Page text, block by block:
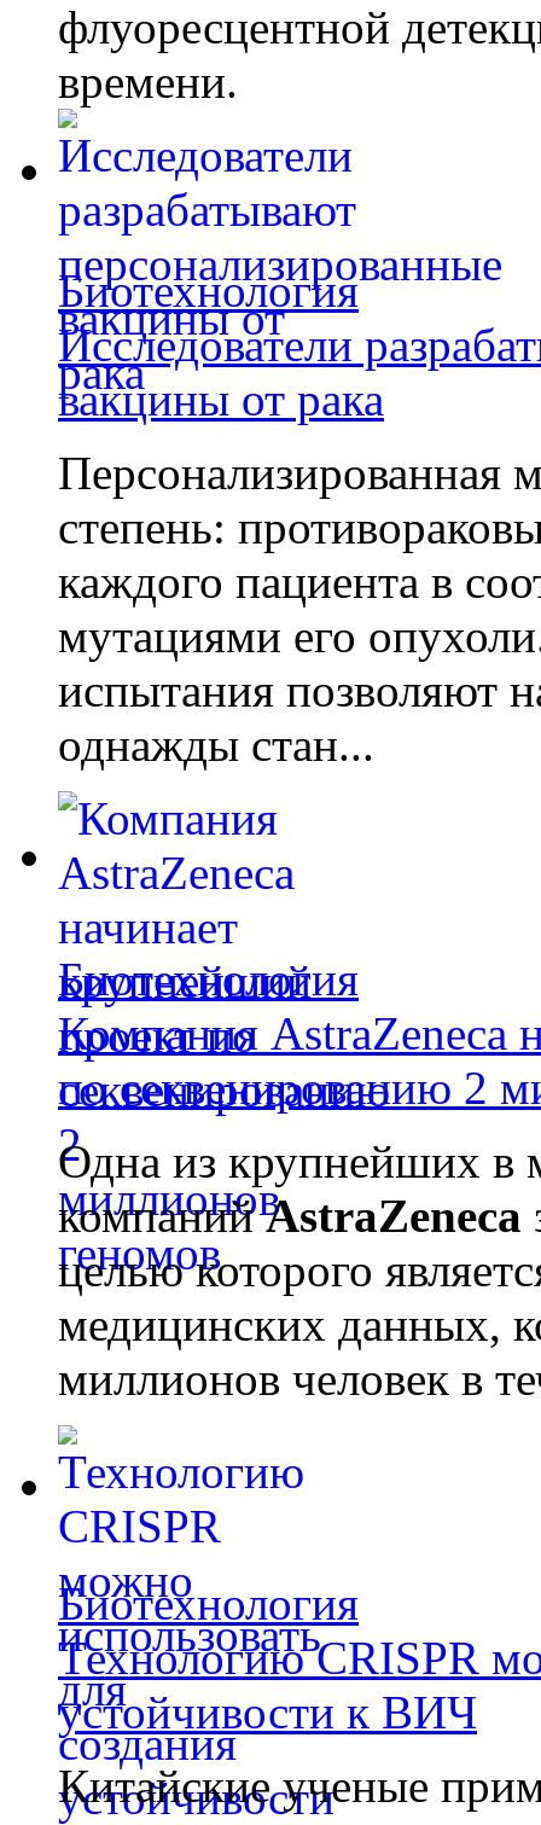
флуоресцентной
времени.
Биотехнология
Исследователи
вакцины от рака
Персонализированная
степень:
каждого пациента в
мутациями его
испытания позволяют
однажды стан...
Биотехнология
Компания AstraZeneca
по секвенированию 2
Одна из крупнейших в
компанийAstraZeneca
целью которого
медицинских данных,
миллионов человек в
Биотехнология
Технологию CRISPR
устойчивости к ВИЧ
Китайские ученые